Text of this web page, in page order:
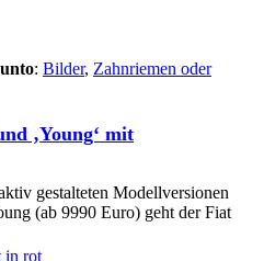
: Bilder, Zahnriemen oder
‚Young‘ mit
gestalteten Modellversionen
(ab 9990 Euro) geht der Fiat